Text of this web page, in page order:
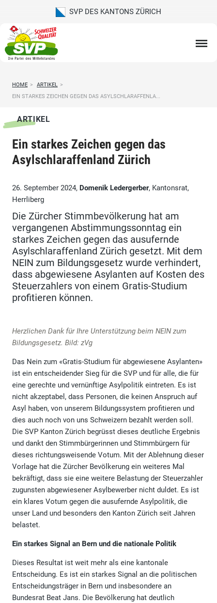
SVP DES KANTONS ZÜRICH
HOME > ARTIKEL >
EIN STARKES ZEICHEN GEGEN DAS ASYLSCHLARAFFENLA...
ARTIKEL
Ein starkes Zeichen gegen das
Asylschlaraffenland Zürich
26. September 2024, Domenik Ledergerber, Kantonsrat,
Herrliberg
Die Zürcher Stimmbevölkerung hat am
vergangenen Abstimmungssonntag ein
starkes Zeichen gegen das ausufernde
Asylschlaraffenland Zürich gesetzt. Mit dem
NEIN zum Bildungsgesetz wurde verhindert,
dass abgewiesene Asylanten auf Kosten des
Steuerzahlers von einem Gratis-Studium
profitieren können.
Herzlichen Dank für Ihre Unterstützung beim NEIN zum
Bildungsgesetz. Bild: zVg
Das Nein zum «Gratis-Studium für abgewiesene Asylanten»
ist ein entscheidender Sieg für die SVP und für alle, die für
eine gerechte und vernünftige Asylpolitik eintreten. Es ist
nicht akzeptabel, dass Personen, die keinen Anspruch auf
Asyl haben, von unserem Bildungssystem profitieren und
dies auch noch von uns Schweizern bezahlt werden soll.
Die SVP Kanton Zürich begrüsst dieses deutliche Ergebnis
und dankt den Stimmbürgerinnen und Stimmbürgern für
dieses richtungsweisende Votum. Mit der Ablehnung dieser
Vorlage hat die Zürcher Bevölkerung ein weiteres Mal
bekräftigt, dass sie eine weitere Belastung der Steuerzahler
zugunsten abgewiesener Asylbewerber nicht duldet. Es ist
ein klares Votum gegen die ausufernde Asylpolitik, die
unser Land und besonders den Kanton Zürich seit Jahren
belastet.
Ein starkes Signal an Bern und die nationale Politik
Dieses Resultat ist weit mehr als eine kantonale
Entscheidung. Es ist ein starkes Signal an die politischen
Entscheidungsträger in Bern und insbesondere an
Bundesrat Beat Jans. Die Bevölkerung hat deutlich